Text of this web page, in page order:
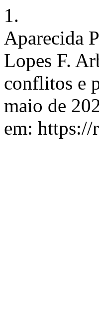
1.
Aparecida
Lopes F.
conflitos e
maio de
em: